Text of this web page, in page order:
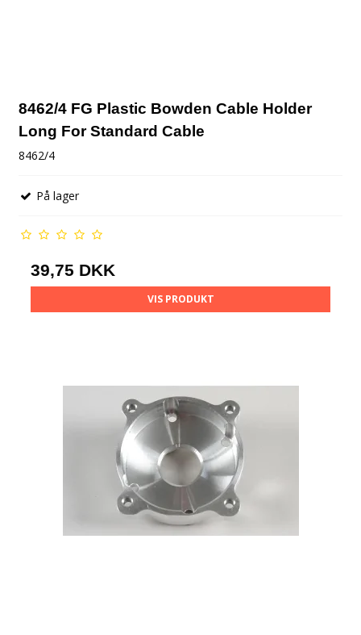
8462/4 FG Plastic Bowden Cable Holder
Long For Standard Cable
8462/4
På lager
39,75 DKK
VIS PRODUKT